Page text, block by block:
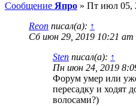
Сообщение Япро » Пт июл 05,
Reon писал(а): ↑
Сб июн 29, 2019 10:21 am
Sten писал(а): ↑
Пн июн 24, 2019
Форум умер или
пересадку и ходят
волосами?)